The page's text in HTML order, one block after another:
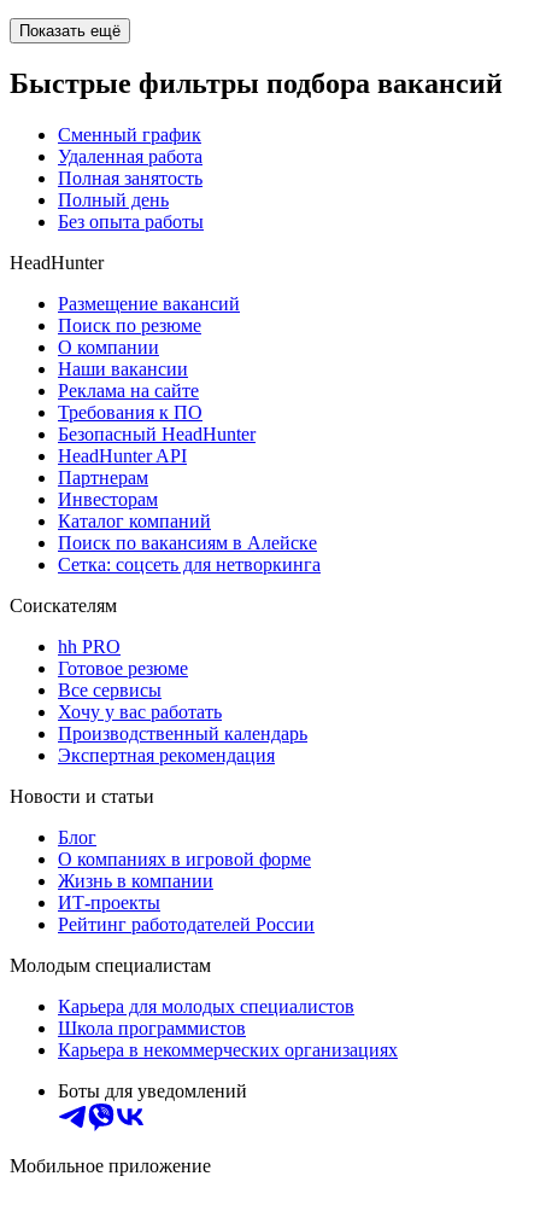
Показать ещё
Быстрые фильтры подбора вакансий
Сменный график
Удаленная работа
Полная занятость
Полный день
Без опыта работы
HeadHunter
Размещение вакансий
Поиск по резюме
О компании
Наши вакансии
Реклама на сайте
Требования к ПО
Безопасный HeadHunter
HeadHunter API
Партнерам
Инвесторам
Каталог компаний
Поиск по вакансиям в Алейске
Сетка: соцсеть для нетворкинга
Соискателям
hh PRO
Готовое резюме
Все сервисы
Хочу у вас работать
Производственный календарь
Экспертная рекомендация
Новости и статьи
Блог
О компаниях в игровой форме
Жизнь в компании
ИТ-проекты
Рейтинг работодателей России
Молодым специалистам
Карьера для молодых специалистов
Школа программистов
Карьера в некоммерческих организациях
Боты для уведомлений
Мобильное приложение